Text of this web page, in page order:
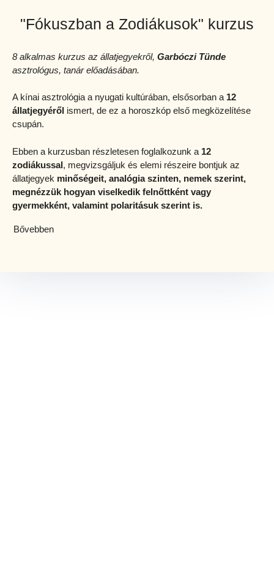
"Fókuszban a Zodiákusok" kurzus
8 alkalmas kurzus az állatjegyekről, Garbóczi Tünde
asztrológus, tanár előadásában.
A kínai asztrológia a nyugati kultúrában, elsősorban a 12
állatjegyéről ismert, de ez a horoszkóp első megközelítése
csupán.
Ebben a kurzusban részletesen foglalkozunk a 12
zodiákussal, megvizsgáljuk és elemi részeire bontjuk az
állatjegyek minőségeit, analógia szinten, nemek szerint,
megnézzük hogyan viselkedik felnőttként vagy
gyermekként, valamint polaritásuk szerint is.
Bővebben